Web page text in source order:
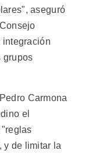
aseguró
integración
grupos
Carmona
el
y de limitar la